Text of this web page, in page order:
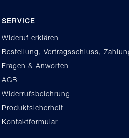
SERVICE
Wideruf erklären
Bestellung, Vertragsschluss,
Fragen & Anworten
AGB
Widerrufsbelehrung
Produktsicherheit
Kontaktformular